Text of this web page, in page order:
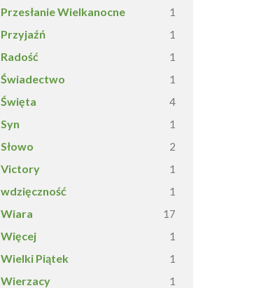
Przesłanie Wielkanocne 1
Przyjaźń 1
Radość 1
Świadectwo 1
Święta 4
Syn 1
Słowo 2
Victory 1
wdzięczność 1
Wiara 17
Więcej 1
Wielki Piątek 1
Wierzacy 1